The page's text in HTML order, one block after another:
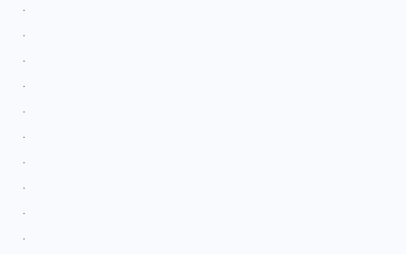
.
.
.
.
.
.
.
.
.
.